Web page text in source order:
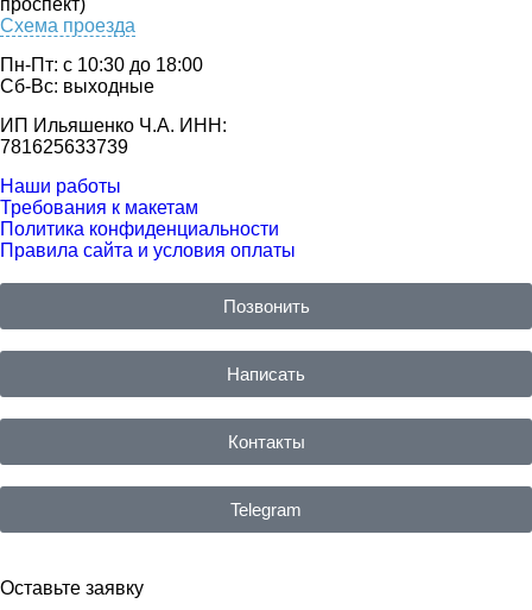
Схема проезда
Пн-Пт: с 10:30 до 18:00
Cб-Вс: выходные
ИП Ильяшенко Ч.А. ИНН:
781625633739
Наши работы
Требования к макетам
Политика конфиденциальности
Правила сайта и условия оплаты
Позвонить
Написать
Контакты
Telegram
Оставьте заявку